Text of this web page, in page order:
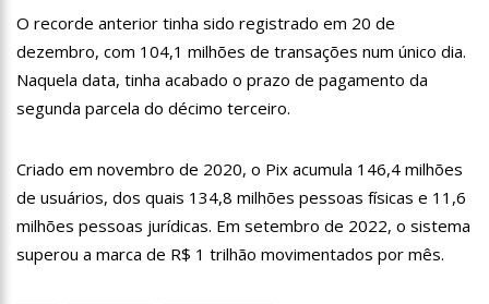
15:00 Com a família, Israel Carvalho participa de ato pró-Brasil
neste 07 de setembro
23:48
Hissa Abrahão é recebido por multidão na zona Leste de
Manaus
de enfermeiros
18:08 Com quase 300 mil votos para o Senado em 2018, Hissa é
recebido por multidão na zona Sul de Manaus
12:51 Hissa Abrahão dispara e deve ser o primeiro no Avante à
O recorde anterior tinha sido registrado em 20 de
dezembro, com 104,1 milhões de transações num único dia.
Naquela data, tinha acabado o prazo de pagamento da
segunda parcela do décimo terceiro.
Criado em novembro de 2020, o Pix acumula 146,4 milhões
de usuários, dos quais 134,8 milhões pessoas físicas e 11,6
milhões pessoas jurídicas. Em setembro de 2022, o sistema
superou a marca de R$ 1 trilhão movimentados por mês.